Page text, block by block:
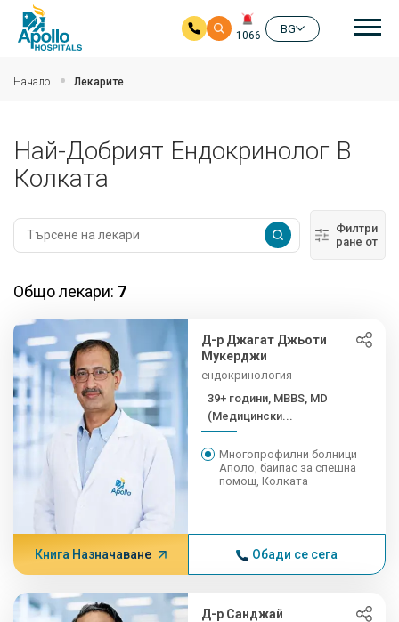
1066
BG
Начало Лекарите
Най-Добрият Ендокринолог В
Колката
Филтри
ране от
Общо лекари: 7
Д-р Джагат Джьоти
Мукерджи
ендокринология
39+ години, MBBS, MD
(Медицински...
Многопрофилни болници
Аполо, байпас за спешна
помощ, Колката
Книга Назначаване Обади се сега
Д-р Санджай